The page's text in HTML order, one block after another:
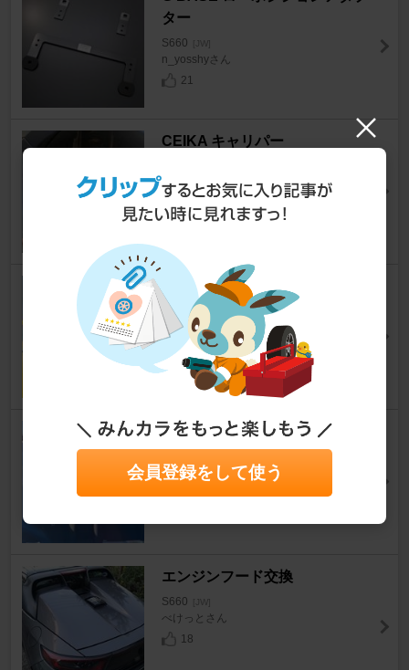
ター
S660 [JW]
n_yosshyさん
21
CEIKA キャリパー
玉藻さん
BRIDE ZETAⅣ
S660 [JW]
yujiさんさん
19
無限 カーボンルームミラーカバ
ーメンテ
S660 [JW]
まめちょさん
エンジンフード交換
S660 [JW]
べけっとさん
18
会員登録をして使う